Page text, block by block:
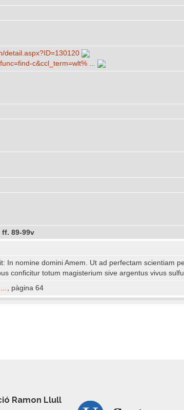
​detail.aspx?ID=130120
c​&ccl_term=wlt% ...
ff. 89-99v
In nomine domini Amem. Ut ad perfectam scientiam
conficitur totum magisterium sive argentus vivus
, pàgina 64
Ramon Llull